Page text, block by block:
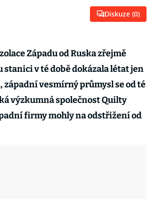
Diskuze (0)
Západu od Ruska zřejmě
v té době dokázala létat jen
západní vesmírný průmysl se od té
výzkumná společnost Quilty
firmy mohly na odstřižení od